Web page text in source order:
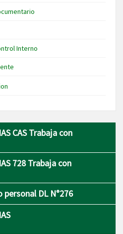
Interno
CAS Trabaja con
728 Trabaja con
DL N°276